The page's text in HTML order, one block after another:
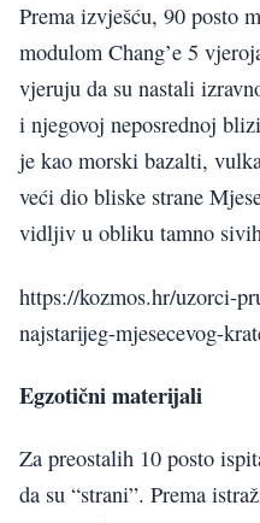
Prema izvješću, 90 posto
modulom Chang’e 5
vjeruju da su nastali
i njegovoj neposrednoj
je kao morski bazalti,
veći dio bliske strane
vidljiv u obliku tamno
https://kozmos.hr/uzorci-
najstarijeg-mjesecevog-
Egzotični materijali
Za preostalih 10 posto
da su “strani”. Prema